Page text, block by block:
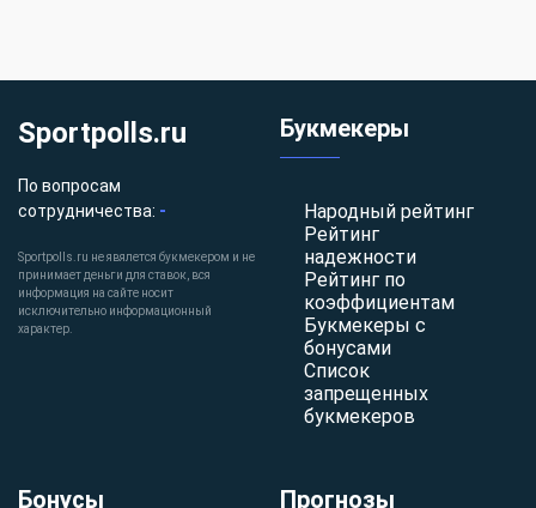
Sportpolls.ru
По вопросам
сотрудничества: -
Sportpolls.ru не явялется букмекером и не
принимает деньги для ставок, вся
информация на сайте носит
исключительно информационный
характер.
Букмекеры
Народный рейтинг
Рейтинг
надежности
Рейтинг по
коэффициентам
Букмекеры с
бонусами
Список
запрещенных
букмекеров
Бонусы Прогнозы